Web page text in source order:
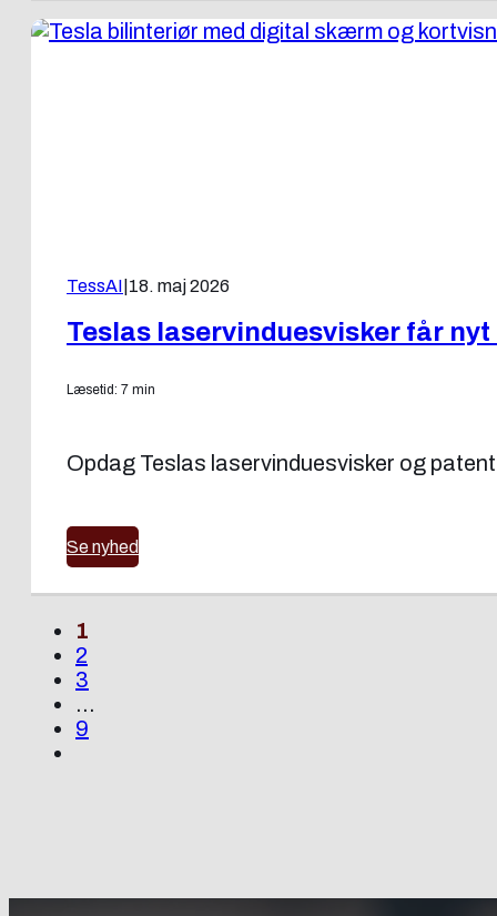
TessAI 18. maj 2026
Teslas laservinduesvisker får
Læsetid: 7 min
Opdag Teslas laservinduesvisker og
Se nyhed
1
2
3
…
9